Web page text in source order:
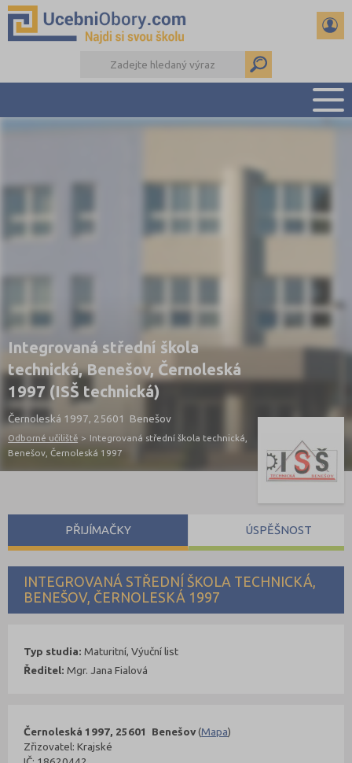
PŘÍPRAVA NA PŘIJÍMAČKY
DŮLEŽITÉ TERMÍNY
DALŠÍ DRUHY ŠKOL
Integrovaná střední škola
technická, Benešov, Černoleská
1997 (ISŠ technická)
Černoleská 1997, 25601 Benešov
Odborné učiliště > Integrovaná střední škola technická,
Benešov, Černoleská 1997
INTEGROVANÁ STŘEDNÍ ŠKOLA TECHNICKÁ,
BENEŠOV, ČERNOLESKÁ 1997
Černoleská 1997, 25601 Benešov(Mapa)
Zřizovatel: Krajské
Typ studia: Maturitní, Výuční list
Ředitel: Mgr. Jana Fialová
PŘIJÍMAČKY ÚSPĚŠNOST